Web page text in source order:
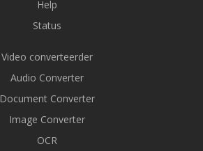
Help
Status
Video converteerder
Audio Converter
Document Converter
Image Converter
OCR